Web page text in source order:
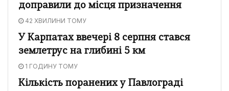
доправили до місця призначення
42 ХВИЛИНИ ТОМУ
У Карпатах ввечері 8 серпня стався
землетрус на глибині 5 км
1 ГОДИНУ ТОМУ
Кількість поранених у Павлограді